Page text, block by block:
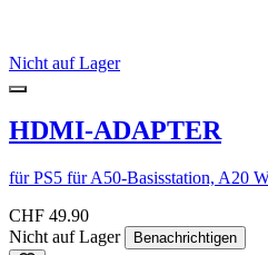
Nicht auf Lager
HDMI-ADAPTER
für PS5 für A50-Basisstation, A20
CHF 49.90
Nicht auf Lager
Benachrichtigen